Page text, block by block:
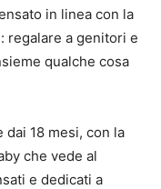
in linea con la
regalare a genitori e
qualche cosa
18 mesi, con la
che vede al
e dedicati a